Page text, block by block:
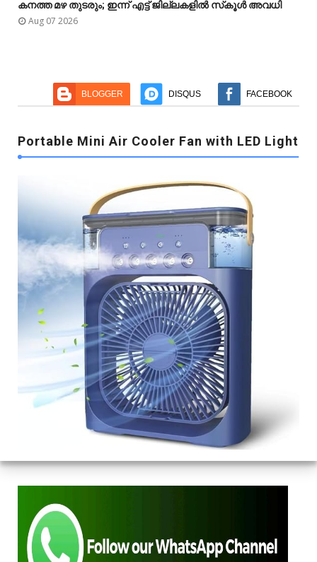
  
കനത്ത മഴ തുടരും; ഇന്ന് എട്ട് ജില്ലകളിൽ സ്‌കൂൾ അവധി
Aug 07 2026
BLOGGER DISQUS FACEBOOK
Portable Mini Air Cooler Fan with LED Light